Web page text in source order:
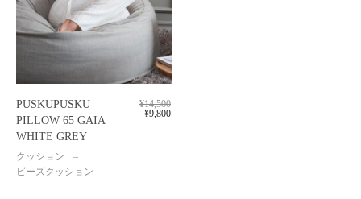
PUSKUPUSKU
PILLOW 65 GAIA
WHITE GREY
クッション
ビーズクッション
¥14,500
¥9,800